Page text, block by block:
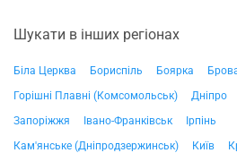
Шукати в інших регіонах
Біла Церква Бориспіль Боярка
Горішні Плавні (Комсомольськ)
Дніпро
Запоріжжя
Івано-Франківськ
Ірпінь
Кам'янське (Дніпродзержинськ)
Київ